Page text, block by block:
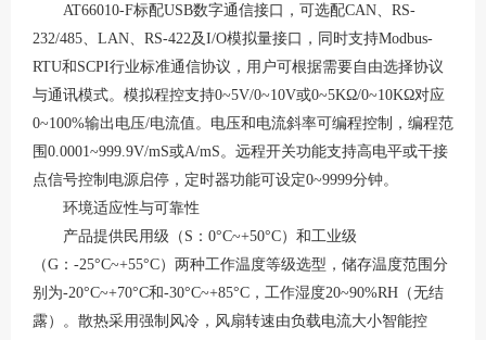
AT66010-F标配USB数字通信接口，可选配CAN、RS-
232/485、LAN、RS-422及I/O模拟量接口，同时支持Modbus-
RTU和SCPI行业标准通信协议，用户可根据需要自由选择协议
与通讯模式。模拟程控支持0~5V/0~10V或0~5KΩ/0~10KΩ对应
0~100%输出电压/电流值。电压和电流斜率可编程控制，编程范
围0.0001~999.9V/mS或A/mS。远程开关功能支持高电平或干接
点信号控制电源启停，定时器功能可设定0~9999分钟。
环境适应性与可靠性
产品提供民用级（ S：0°C~+50°C）和工业级
（G：-25°C~+55°C）两种工作温度等级选型，储存温度范围分
别为-20°C~+70°C和-30°C~+85°C，工作湿度20~90%RH（无结
露）。散热采用强制风冷，风扇转速由负载电流大小智能控